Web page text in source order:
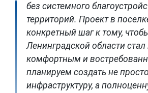
без системного
территорий. Проект в
конкретный шаг к тому,
Ленинградской области
комфортным и
планируем создать не
инфраструктуру, а